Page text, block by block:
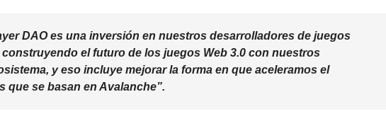
DAO es una inversión en nuestros desarrolladores de juegos
el futuro de los juegos Web 3.0 con nuestros
y ​​eso incluye mejorar la forma en que aceleramos el
que se basan en Avalanche”.